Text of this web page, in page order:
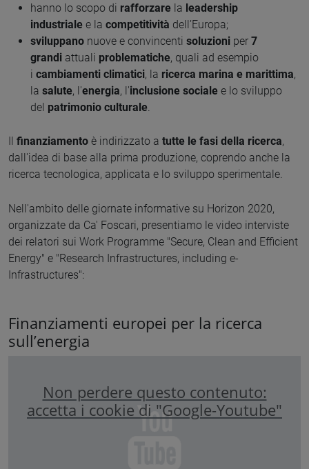
hanno lo scopo di rafforzare la leadership
industriale e la competitività dell’Europa;
sviluppano nuove e convincenti soluzioni per 7
grandi attuali problematiche, quali ad esempio
i cambiamenti climatici, la ricerca marina e marittima,
la salute, l'energia, l'inclusione sociale e lo sviluppo
del patrimonio culturale
finanziamento è indirizzato a tutte le fasi della ricerca,
dall'idea di base alla prima produzione, coprendo anche la
ricerca tecnologica, applicata e lo sviluppo sperimentale.
Nell'ambito delle giornate informative su Horizon 2020,
organizzate da Ca' Foscari, presentiamo le video interviste
dei relatori sui Work Programme "Secure, Clean and Efficient
Energy" e "Research Infrastructures, including e-
Infrastructures":
Finanziamenti europei per la ricerca
sull’energia
Non perdere questo contenuto:
accetta i cookie di "Google-Youtube"